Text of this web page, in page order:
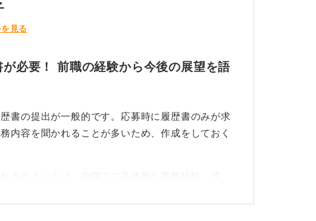
見る
必要！ 前職の経験から今後の展望を語
書の提出が一般的です。応募時に履歴書のみが求
内容を聞かれることが多いため、作成をしておく
るポイントは、前職での具体的な業務経験、成